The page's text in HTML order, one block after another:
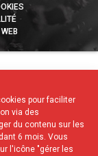
pour faciliter
via des
du contenu sur les
6 mois. Vous
l'icône "gérer les